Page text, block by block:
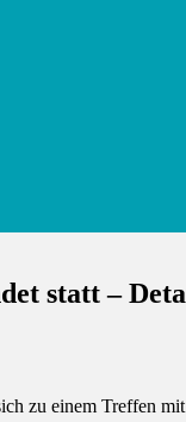
statt –
zu einem Treffen